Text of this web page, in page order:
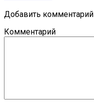
Добавить комментарий
Комментарий